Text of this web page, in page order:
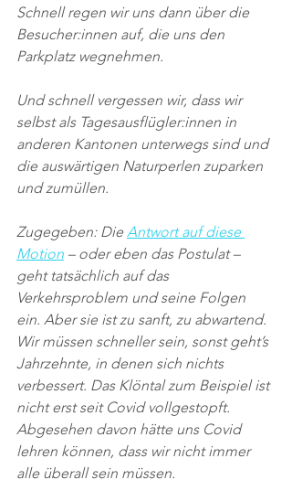
Schnell regen wir uns dann über die
Besucher:innen auf, die uns den
Parkplatz wegnehmen.
Und schnell vergessen wir, dass wir
selbst als Tagesausflügler:innen in
anderen Kantonen unterwegs sind und
die auswärtigen Naturperlen zuparken
und zumüllen.
Zugegeben: Die Antwort auf diese
Motion – oder eben das Postulat –
geht tatsächlich auf das
Verkehrsproblem und seine Folgen
ein. Aber sie ist zu sanft, zu abwartend.
Wir müssen schneller sein, sonst geht’s
Jahrzehnte, in denen sich nichts
verbessert. Das Klöntal zum Beispiel ist
nicht erst seit Covid vollgestopft.
Abgesehen davon hätte uns Covid
lehren können, dass wir nicht immer
alle überall sein müssen.